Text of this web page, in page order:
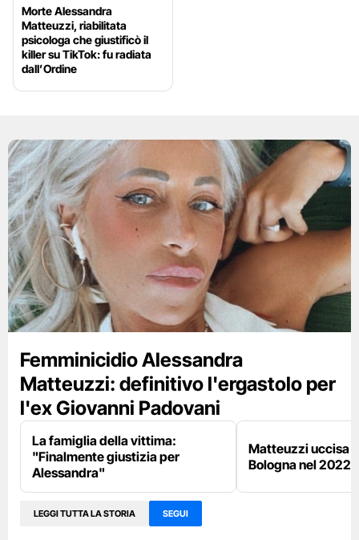
Morte Alessandra
Matteuzzi, riabilitata
psicologa che giustificò il
killer su TikTok: fu radiata
dall’Ordine
Femminicidio Alessandra
Matteuzzi: definitivo l'ergastolo per
l'ex Giovanni Padovani
La famiglia della vittima:
"Finalmente giustizia per
Alessandra"
Matteuzzi uccisa
Bologna nel 2022
LEGGI TUTTA LA STORIA SEGUI